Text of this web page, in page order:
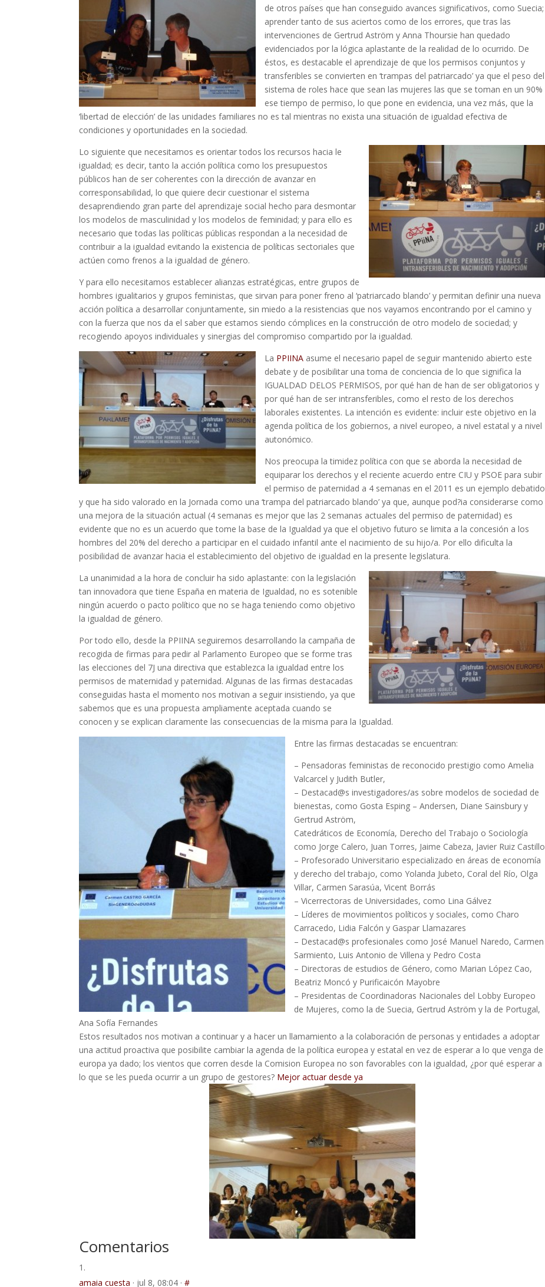
de otros países que han conseguido avances significativos, como Suecia;
aprender tanto de sus aciertos como de los errores, que tras las
intervenciones de Gertrud Aström y Anna Thoursie han quedado
evidenciados por la lógica aplastante de la realidad de lo ocurrido. De
éstos, es destacable el aprendizaje de que los permisos conjuntos y
transferibles se convierten en ‘trampas del patriarcado’ ya que el peso del
sistema de roles hace que sean las mujeres las que se toman en un 90%
ese tiempo de permiso, lo que pone en evidencia, una vez más, que la
‘libertad de elección’ de las unidades familiares no es tal mientras no exista una situación de igualdad efectiva de
condiciones y oportunidades en la sociedad.
Lo siguiente que necesitamos es orientar todos los recursos hacia le
igualdad; es decir, tanto la acción política como los presupuestos
públicos han de ser coherentes con la dirección de avanzar en
corresponsabilidad, lo que quiere decir cuestionar el sistema
desaprendiendo gran parte del aprendizaje social hecho para desmontar
los modelos de masculinidad y los modelos de feminidad; y para ello es
necesario que todas las políticas públicas respondan a la necesidad de
contribuir a la igualdad evitando la existencia de políticas sectoriales que
actúen como frenos a la igualdad de género.
Y para ello necesitamos establecer alianzas estratégicas, entre grupos de
hombres igualitarios y grupos feministas, que sirvan para poner freno al ‘patriarcado blando’ y permitan definir una nueva
acción política a desarrollar conjuntamente, sin miedo a la resistencias que nos vayamos encontrando por el camino y
con la fuerza que nos da el saber que estamos siendo cómplices en la construcción de otro modelo de sociedad; y
recogiendo apoyos individuales y sinergias del compromiso compartido por la igualdad.
La PPIINA asume el necesario papel de seguir mantenido abierto este
debate y de posibilitar una toma de conciencia de lo que significa la
IGUALDAD DELOS PERMISOS, por qué han de han de ser obligatorios y
por qué han de ser intransferibles, como el resto de los derechos
laborales existentes. La intención es evidente: incluir este objetivo en la
agenda política de los gobiernos, a nivel europeo, a nivel estatal y a nivel
autonómico.
Nos preocupa la timidez política con que se aborda la necesidad de
equiparar los derechos y el reciente acuerdo entre CIU y PSOE para subir
el permiso de paternidad a 4 semanas en el 2011 es un ejemplo debatido
y que ha sido valorado en la Jornada como una ‘trampa del patriarcado blando’ ya que, aunque pod?ia considerarse como
una mejora de la situación actual (4 semanas es mejor que las 2 semanas actuales del permiso de paternidad) es
evidente que no es un acuerdo que tome la base de la Igualdad ya que el objetivo futuro se limita a la concesión a los
hombres del 20% del derecho a participar en el cuidado infantil ante el nacimiento de su hijo/a. Por ello dificulta la
posibilidad de avanzar hacia el establecimiento del objetivo de igualdad en la presente legislatura.
La unanimidad a la hora de concluir ha sido aplastante: con la legislación
tan innovadora que tiene España en materia de Igualdad, no es sotenible
ningún acuerdo o pacto político que no se haga teniendo como objetivo
la igualdad de género.
Por todo ello, desde la PPIINA seguiremos desarrollando la campaña de
recogida de firmas para pedir al Parlamento Europeo que se forme tras
las elecciones del 7J una directiva que establezca la igualdad entre los
permisos de maternidad y paternidad. Algunas de las firmas destacadas
conseguidas hasta el momento nos motivan a seguir insistiendo, ya que
sabemos que es una propuesta ampliamente aceptada cuando se
conocen y se explican claramente las consecuencias de la misma para la Igualdad.
Entre las firmas destacadas se encuentran:
– Pensadoras feministas de reconocido prestigio como Amelia
Valcarcel y Judith Butler,
– Destacad@s investigadores/as sobre modelos de sociedad de
bienestas, como Gosta Esping – Andersen, Diane Sainsbury y
Gertrud Aström,
Catedráticos de Economía, Derecho del Trabajo o Sociología
como Jorge Calero, Juan Torres, Jaime Cabeza, Javier Ruiz Castillo
– Profesorado Universitario especializado en áreas de economía
y derecho del trabajo, como Yolanda Jubeto, Coral del Río, Olga
Villar, Carmen Sarasúa, Vicent Borrás
– Vicerrectoras de Universidades, como Lina Gálvez
– Líderes de movimientos políticos y sociales, como Charo
Carracedo, Lidia Falcón y Gaspar Llamazares
– Destacad@s profesionales como José Manuel Naredo, Carmen
Sarmiento, Luis Antonio de Villena y Pedro Costa
– Directoras de estudios de Género, como Marian López Cao,
Beatriz Moncó y Purificaicón Mayobre
– Presidentas de Coordinadoras Nacionales del Lobby Europeo
de Mujeres, como la de Suecia, Gertrud Aström y la de Portugal,
Ana Sofía Fernandes
Estos resultados nos motivan a continuar y a hacer un llamamiento a la colaboración de personas y entidades a adoptar
una actitud proactiva que posibilite cambiar la agenda de la política europea y estatal en vez de esperar a lo que venga de
europa ya dado; los vientos que corren desde la Comision Europea no son favorables con la igualdad, ¿por qué esperar a
lo que se les pueda ocurrir a un grupo de gestores? Mejor actuar desde ya
Comentarios
amaia cuesta · jul 8, 08:04 ·#